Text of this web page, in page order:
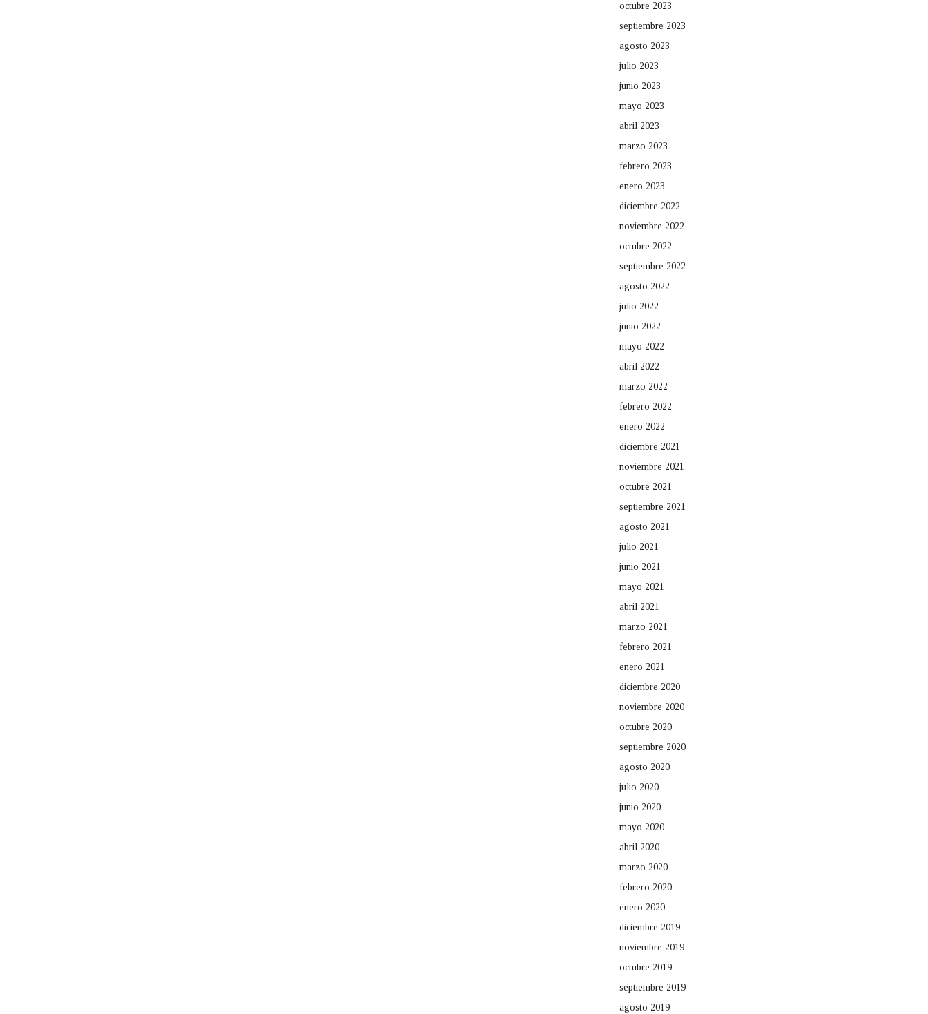
octubre 2023
septiembre 2023
agosto 2023
julio 2023
junio 2023
mayo 2023
abril 2023
marzo 2023
febrero 2023
enero 2023
diciembre 2022
noviembre 2022
octubre 2022
septiembre 2022
agosto 2022
julio 2022
junio 2022
mayo 2022
abril 2022
marzo 2022
febrero 2022
enero 2022
diciembre 2021
noviembre 2021
octubre 2021
septiembre 2021
agosto 2021
julio 2021
junio 2021
mayo 2021
abril 2021
marzo 2021
febrero 2021
enero 2021
diciembre 2020
noviembre 2020
octubre 2020
septiembre 2020
agosto 2020
julio 2020
junio 2020
mayo 2020
abril 2020
marzo 2020
febrero 2020
enero 2020
diciembre 2019
noviembre 2019
octubre 2019
septiembre 2019
agosto 2019